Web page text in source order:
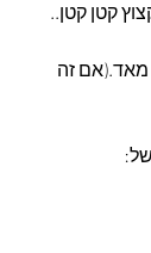
קטן קטן..
זה